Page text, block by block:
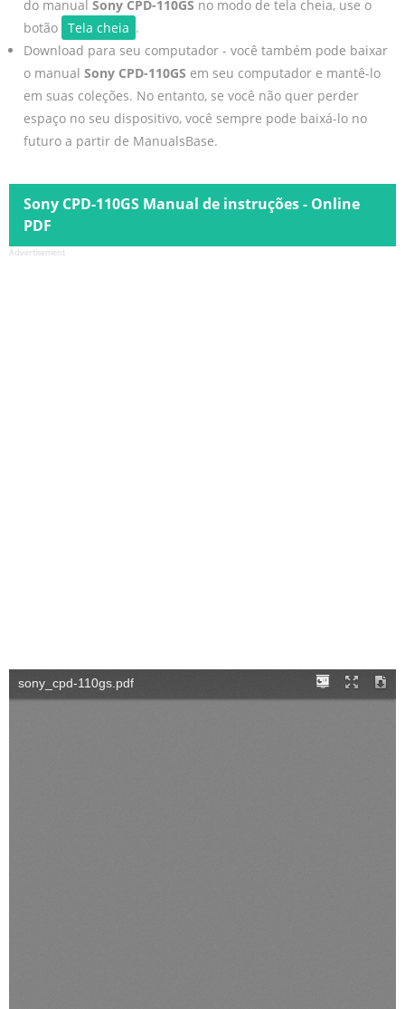
do manual Sony CPD-110GS no modo de tela cheia, use o
botão Tela cheia .
Download para seu computador - você também pode baixar
o manual Sony CPD-110GS em seu computador e mantê-lo
em suas coleções. No entanto, se você não quer perder
espaço no seu dispositivo, você sempre pode baixá-lo no
futuro a partir de ManualsBase.
Sony CPD-110GS Manual de instruções - Online
PDF
Advertisement